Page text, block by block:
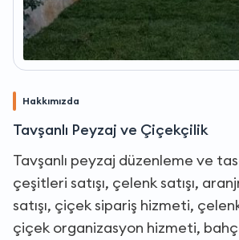
Hakkımızda
Tavşanlı Peyzaj ve Çiçekçilik
Tavşanlı peyzaj düzenleme ve
çeşitleri satışı, çelenk satışı,
satışı, çiçek sipariş hizmeti,
çiçek organizasyon hizmeti,